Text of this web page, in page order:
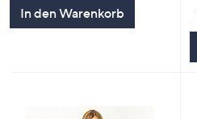
In den Warenkorb